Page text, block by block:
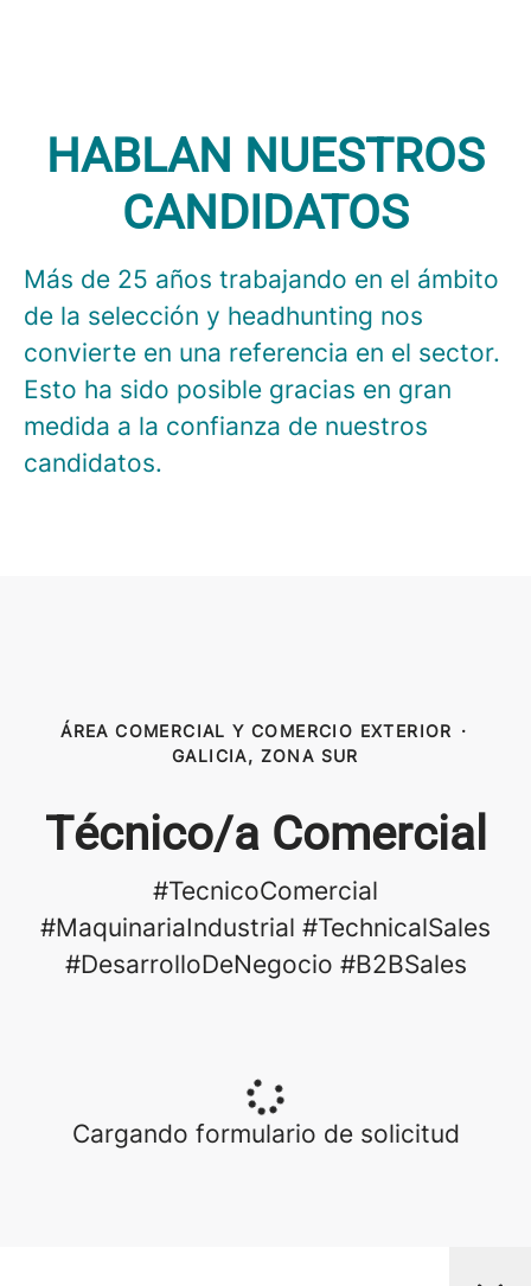
HABLAN NUESTROS
CANDIDATOS
Más de 25 años trabajando en el ámbito
de la selección y headhunting nos
convierte en una referencia en el sector.
Esto ha sido posible gracias en gran
medida a la confianza de nuestros
candidatos.
ÁREA COMERCIAL Y COMERCIO EXTERIOR ·
GALICIA, ZONA SUR
Técnico/a Comercial
#TecnicoComercial
#MaquinariaIndustrial #TechnicalSales
#DesarrolloDeNegocio #B2BSales
Cargando formulario de solicitud